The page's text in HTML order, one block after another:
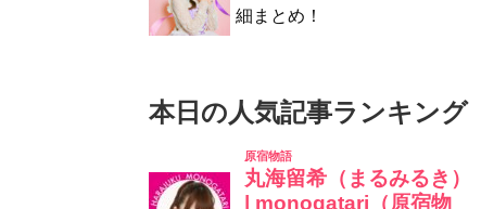
細まとめ！
本日の人気記事ランキング